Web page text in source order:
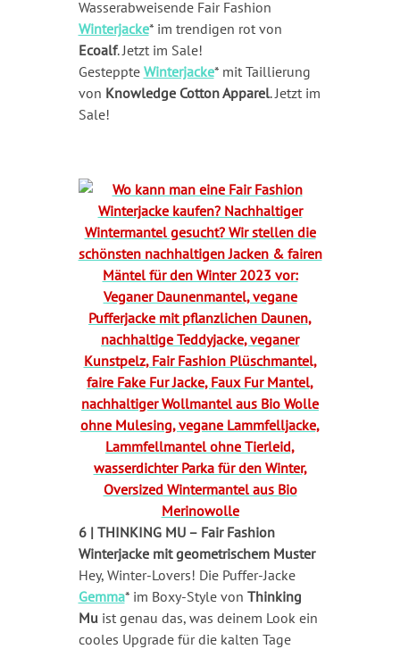
Wasserabweisende Fair Fashion
Winterjacke* im trendigen rot von
Ecoalf. Jetzt im Sale!
Gesteppte Winterjacke* mit Taillierung
von Knowledge Cotton Apparel. Jetzt im
Sale!
6 | THINKING MU – Fair Fashion
Winterjacke mit geometrischem Muster
Hey, Winter-Lovers! Die Puffer-Jacke
Gemma* im Boxy-Style von Thinking
Mu ist genau das, was deinem Look ein
cooles Upgrade für die kalten Tage